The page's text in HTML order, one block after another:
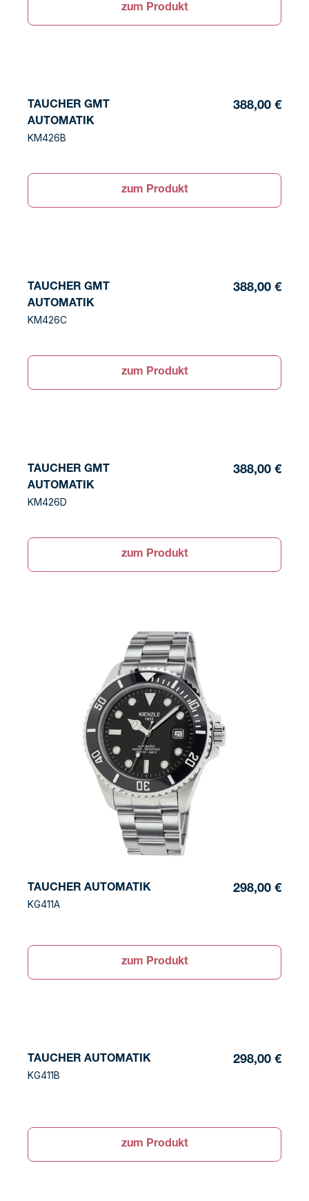
zum Produkt
TAUCHER GMT
AUTOMATIK
KM426B
388,00 €
zum Produkt
TAUCHER GMT
AUTOMATIK
KM426C
388,00 €
zum Produkt
TAUCHER GMT
AUTOMATIK
KM426D
388,00 €
zum Produkt
TAUCHER AUTOMATIK
KG411A
298,00 €
zum Produkt
TAUCHER AUTOMATIK
KG411B
298,00 €
zum Produkt